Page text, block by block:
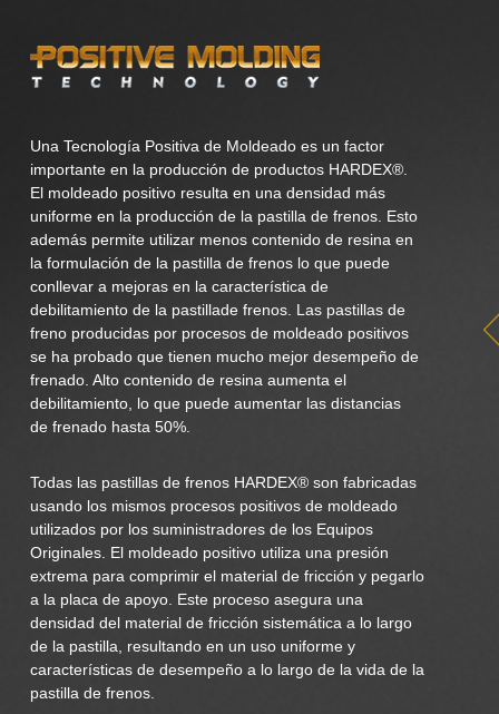
Una Tecnología Positiva de Moldeado es un factor
importante en la producción de productos HARDEX®.
El moldeado positivo resulta en una densidad más
uniforme en la producción de la pastilla de frenos. Esto
además permite utilizar menos contenido de resina en
la formulación de la pastilla de frenos lo que puede
conllevar a mejoras en la característica de
debilitamiento de la pastillade frenos. Las pastillas de
freno producidas por procesos de moldeado positivos
se ha probado que tienen mucho mejor desempeño de
frenado. Alto contenido de resina aumenta el
debilitamiento, lo que puede aumentar las distancias
de frenado hasta 50%.
Todas las pastillas de frenos HARDEX® son fabricadas
usando los mismos procesos positivos de moldeado
utilizados por los suministradores de los Equipos
Originales. El moldeado positivo utiliza una presión
extrema para comprimir el material de fricción y pegarlo
a la placa de apoyo. Este proceso asegura una
densidad del material de fricción sistemática a lo largo
de la pastilla, resultando en un uso uniforme y
características de desempeño a lo largo de la vida de la
pastilla de frenos.